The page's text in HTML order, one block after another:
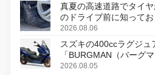
真夏の高速道路でタイ
のドライブ前に知って
2026.08.06
スズキの400ccラグジュ
「BURGMAN（バーグ
変更し、8月18日に発売
2026.08.05